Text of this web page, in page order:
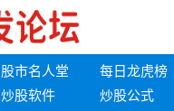
股市名人堂 每日龙虎榜
炒股软件 炒股公式